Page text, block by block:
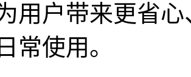
用户带来更省
常使用。